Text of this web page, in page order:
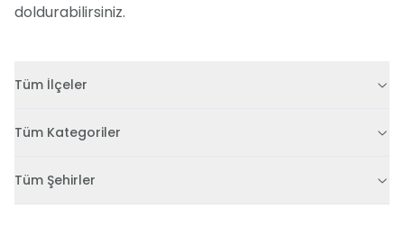
doldurabilirsiniz.
Tüm İlçeler
Tüm Kategoriler
Tüm Şehirler